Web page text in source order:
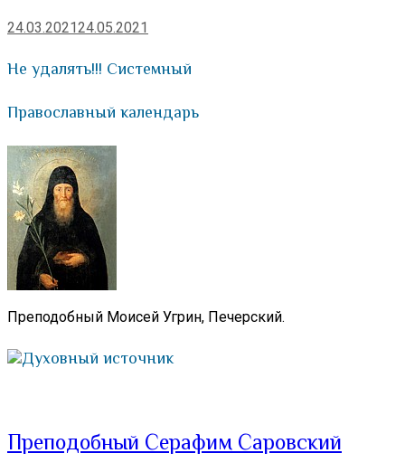
24.03.202124.05.2021
Не удалять!!! Системный
Православный календарь
Преподобный Моисей Угрин, Печерский.
Духовный источник
Преподобный Серафим Саровский